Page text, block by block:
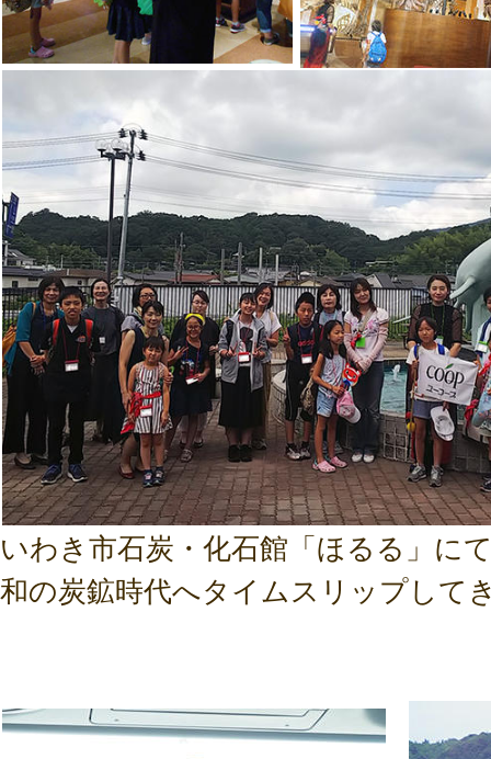
いわき市石炭・化石館「ほるる」に
和の炭鉱時代へタイムスリップして